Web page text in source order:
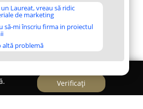
Laureat, vreau să ridic
de marketing
să-mi înscriu firma in proiectul
altă problemă
Verificați